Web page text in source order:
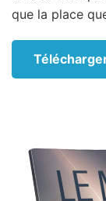
que la place